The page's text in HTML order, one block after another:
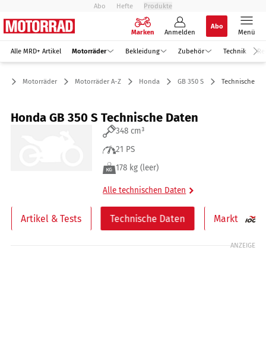
Abo Hefte Produkte
Marken Anmelden
Abo
Menü
Alle MRD+ Artikel Motorräder Bekleidung Zubehör Technik
Motorräder Motorräder A-Z Honda GB 350 S Technische
Honda GB 350 S Technische Daten
348 cm³
21 PS
178 kg (leer)
Alle technischen Daten
Artikel & Tests Technische Daten Markt
ANZEIGE